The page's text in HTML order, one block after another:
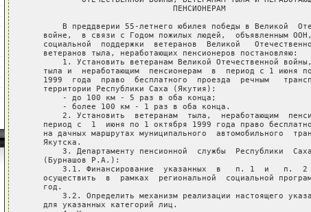
                              ПЕНСИОНЕРАМ
В преддверии 55-летнего юбилея победы в Великой
войне,  в связи с Годом пожилых людей,  объявленным
социальной  поддержки  ветеранов  Великой
   ветеранов тыла, неработающих пенсионеров постановляю:
1. Установить ветеранам Великой Отечественной
тыла и  неработающим  пенсионерам  в  период с 1 июня
1999  года  право  бесплатного  проезда  речным
   территории Республики Саха (Якутия):
       - до 100 км - 5 раз в оба конца;
       - более 100 км - 1 раз в оба конца.
2. Установить  ветеранам  тыла,  неработающим
период с  1  июня по 1 октября 1999 года право
на дачных маршрутах муниципального  автомобильного
   Якутска.
3. Департаменту пенсионной  службы  Республики
   (Бурнашов Р.А.):
3.1. Финансирование  указанных  в   п. 1  и   п.  2
осуществить  в  рамках  региональной  социальной
   год.
3.2. Определить механизм реализации настоящего
   для указанных категорий лиц.